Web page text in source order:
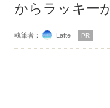
からラッキー
執筆者： Latte PR